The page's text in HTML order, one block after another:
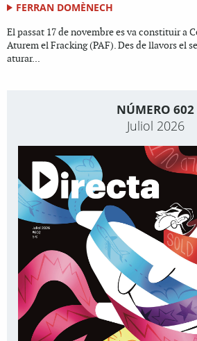
FERRAN DOMÈNECH
El passat 17 de novembre es va constituir a
Aturem el Fracking (PAF). Des de llavors el
aturar...
NÚMERO 602
Juliol 2026